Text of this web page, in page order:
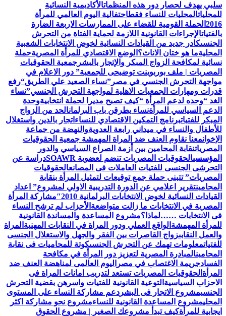
سلبي يهدف لحصار دور هذه المنظماتالأكاديمية النسائية
للمحلياتالمحليات للنساء فقطاحتفالية اليوم العالمي للمرأة
2016 الحملة القومية للقضاء على الممارسات الاربعة الضارة
بالفتياتالإجراءات القانونية اللازمة لحماية الفتاة من التحرش
الجنسىكادر جديد من القيادات النسائية لخوض الانتخابات الشعبية
المحليةما هو ختان الاناث؟ الوضع الاقتصادي للمرأة المصريةحملة
نسائية لمكافحة الزواج المبكر والإتجار بالبشر جمعية الحقوقيات
المصريات | ملف بوربوينت توضيحى للجمعية” دور الاعلام في
مواجهة التحرش الجنسي في مصر”نساء الصعيد علي الطريق“رفع
قدرات ومهارات الجمعيات الاهلية لمواجهة التحرش الجنسي”نساء
الغد “وحده لدعم المرأة “كيف تصبح مديرا لحملة انتخابيةوحدة
الدعم السياسي للمرأةنساء يطرقن باب البرلمانالحد من الزواج
المبكر للفتياتبرنامج التمكين الاقتصادي للنساء اتجار بالدين واستغلال
للأطفال والنساء في ميداني رابعة العدويةوالنهضة من جماعة
الإخوانمعنا نقاوم العنف ضد المراة المهمشة جمعية الحقوقيات
المصرياتنقابة المحامين بين أزمة الصراع السياسي والدور
المؤسسيالحقوقيات المصريات تنضم لعضوية SOAWR
دراسة عن
التحرشى الجنسى للفتيات العاملات فى المصانعالحقوقيات
المصريات” تتبنى حملة جمع توقيعات لتمثيل المرأة بنقابة
المحامينتقرير اعلامي عن الدورة التدريبية الاولي لمشروع” اعداد
القيادات النسائية لخوض الانتخابات البرلمانية 2010″
مشاركة المرأة
المصرية في الانتخابات ما زالت متواضعة الأحزاب لم ترشح النساء
فى الانتخابات ……لماذا؟مشروع المساعدة والمساندة القانونية
للمرأة المهمشة الواقع العملي ودور المراة في النقابات المهنية المراة
والعمل النقابىزواج القاصرات بين الفقر والجهل والاستغلال الجنسى
للفتياتمعلومات تهمك عن التحرش الجنسىكوتة للمحاميات فى نقابة
المحامينالمبادرة المصرية لتعزيز دور المرأة في مكافحة
الفسادجريمة الاغتصاب في مصر اليوم العالمى لمناهضة العنف ضد
المرأة الحقوقيات المصريات تستعد لتدريب امانات المراة فى
الاحزاب السياسية التوعية القانونية للفتيات واسرهن بقضية التحرش
الجنسيمشروع الاتجار فى البشر دعم مشاركة النساء على المستوى
المحليمشروع المساعدة القانونية للنساءمشروع نحو مشاركة اكثر
ايجابية للمرأةكيف تبدأ مشروعك الصغير | مشروع الحقوق